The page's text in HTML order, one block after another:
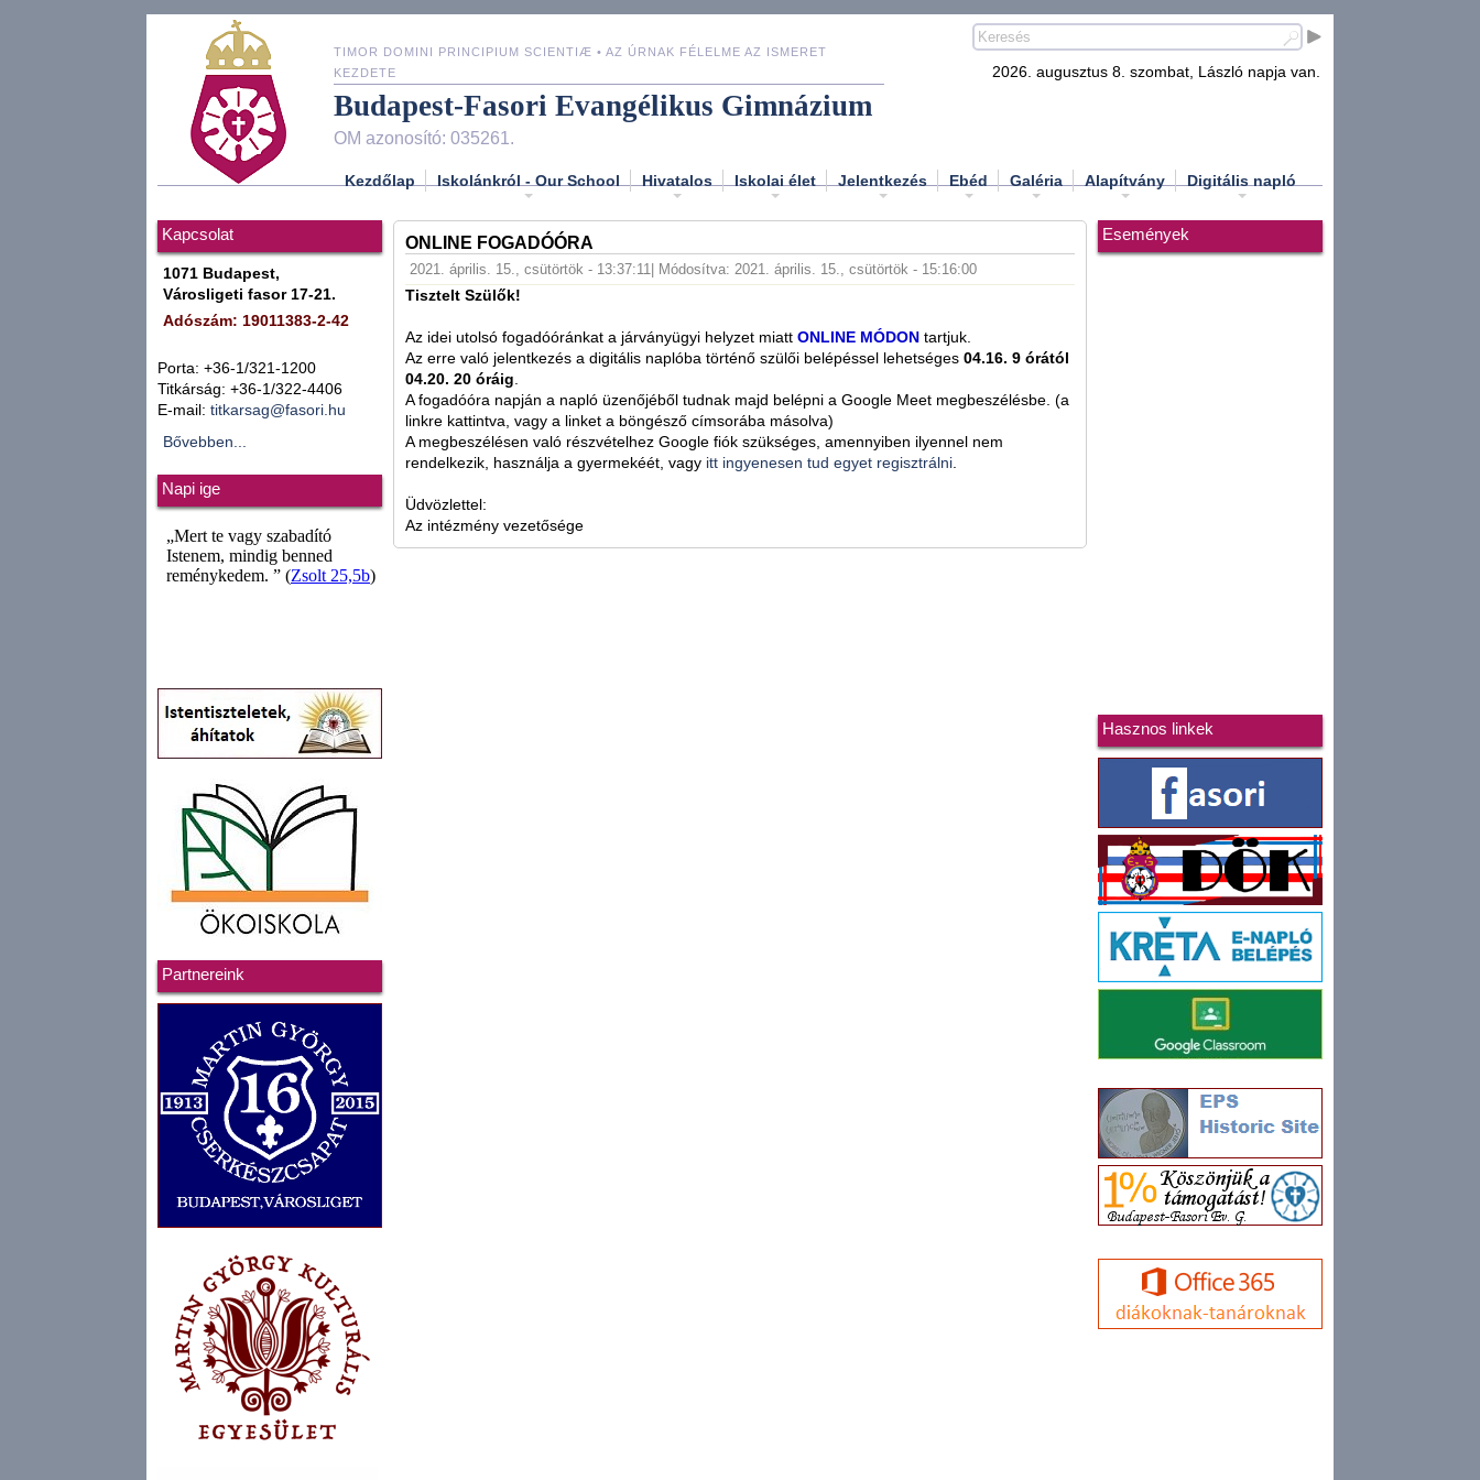
TIMOR DOMINI PRINCIPIUM SCIENTIÆ • AZ ÚRNAK FÉLELME AZ ISMERET
KEZDETE
Budapest-Fasori Evangélikus Gimnázium
OM azonosító: 035261.
2026. augusztus 8. szombat, László napja van.
Kezdőlap Iskolánkról - Our School Hivatalos Iskolai élet Jelentkezés Ebéd Galéria Alapítvány Digitális napló
Kapcsolat
1071 Budapest,
Városligeti fasor 17-21.
Adószám: 19011383-2-42
Porta: +36-1/321-1200
Titkárság: +36-1/322-4406
E-mail: titkarsag@fasori.hu
Bővebben...
Napi ige
Partnereink
ONLINE FOGADÓÓRA
2021. április. 15., csütörtök - 13:37:11 | Módosítva: 2021. április. 15., csütörtök - 15:16:00
Tisztelt Szülők!
Az idei utolsó fogadóóránkat a járványügyi helyzet miatt ONLINE MÓDON tartjuk.
Az erre való jelentkezés a digitális naplóba történő szülői belépéssel lehetséges 04.16. 9 órától
04.20. 20 óráig.
A fogadóóra napján a napló üzenőjéből tudnak majd belépni a Google Meet megbeszélésbe. (a
linkre kattintva, vagy a linket a böngésző címsorába másolva)
A megbeszélésen való részvételhez Google fiók szükséges, amennyiben ilyennel nem
rendelkezik, használja a gyermekéét, vagy itt ingyenesen tud egyet regisztrálni.
Üdvözlettel:
Az intézmény vezetősége
Események
Hasznos linkek